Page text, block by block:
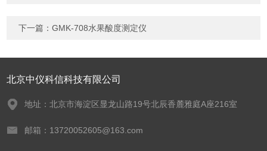
下一篇：GMK-708水果酸度测定仪
北京中仪科信科技有限公司
地址：北京市海淀区显龙山路19号北辰香麓雅庭A座216室
邮箱：13720052605@163.com